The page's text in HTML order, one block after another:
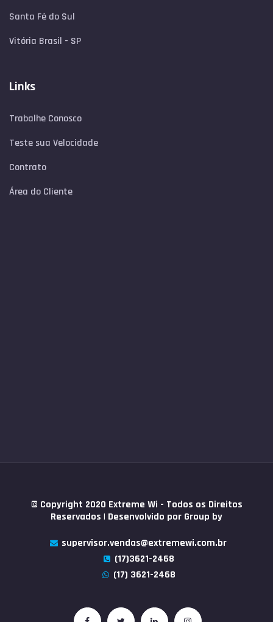
Santa Fé do Sul
Vitória Brasil - SP
Links
Trabalhe Conosco
Teste sua Velocidade
Contrato
Área do Cliente
© Copyright 2020 Extreme Wi - Todos os Direitos
Reservados | Desenvolvido por Group by
supervisor.vendas@extremewi.com.br
(17)3621-2468
(17) 3621-2468